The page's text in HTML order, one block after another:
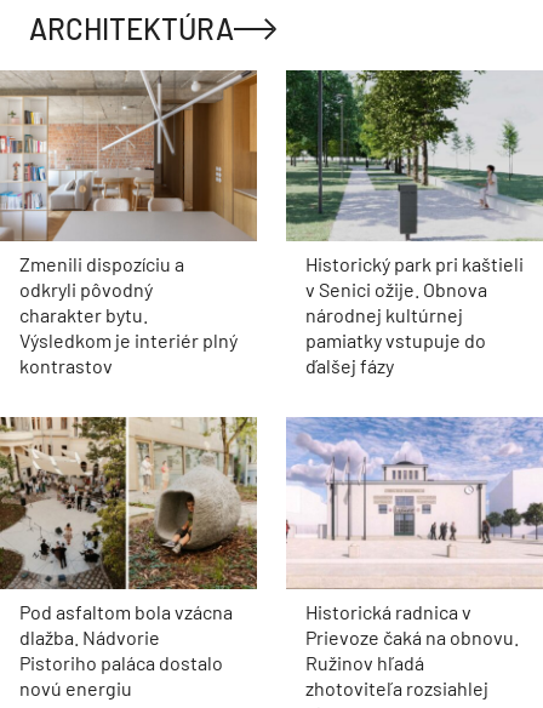
ARCHITEKTÚRA
Zmenili dispozíciu a
odkryli pôvodný
charakter bytu.
Výsledkom je interiér plný
kontrastov
Historický park pri kaštieli
v Senici ožije. Obnova
národnej kultúrnej
pamiatky vstupuje do
ďalšej fázy
Pod asfaltom bola vzácna
dlažba. Nádvorie
Pistoriho paláca dostalo
novú energiu
Historická radnica v
Prievoze čaká na obnovu.
Ružinov hľadá
zhotoviteľa rozsiahlej